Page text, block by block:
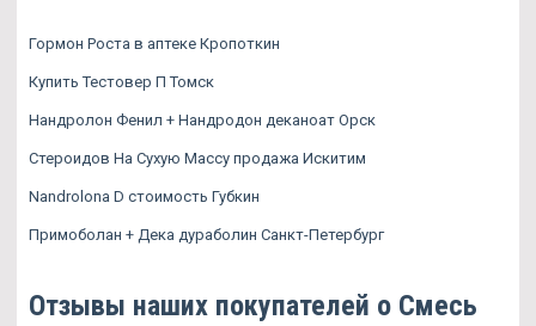
Гормон Роста в аптеке Кропоткин
Купить Тестовер П Томск
Нандролон Фенил + Нандродон деканоат Орск
Стероидов На Сухую Массу продажа Искитим
Nandrolona D стоимость Губкин
Примоболан + Дека дураболин Санкт-Петербург
Отзывы наших покупателей о Смесь